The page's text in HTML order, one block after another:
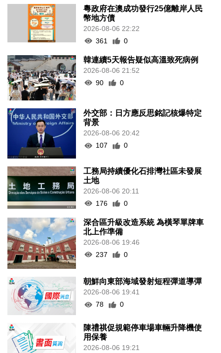
粵政府在澳成功發行25億離岸人民
幣地方債
2026-08-06 22:22
361
0
韓連續5天報告疑似高溫致死病例
2026-08-06 21:52
90
0
外交部：日方應反思銘記核爆特定
背景
2026-08-06 20:42
107
0
工務局持續優化石排灣社區未發展
土地
2026-08-06 20:11
176
0
深合區升級改造系統 為橫琴單牌車
北上作準備
2026-08-06 19:46
237
0
朝鮮向東部海域發射短程彈道導彈
2026-08-06 19:41
78
0
陳禮祺促規範停車場車輛升降機使
用保養
2026-08-06 19:21